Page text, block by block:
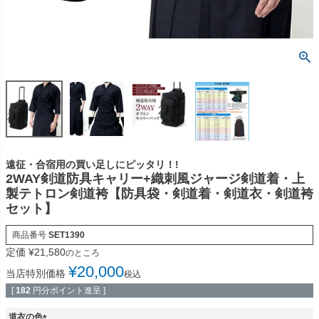
遠征・合宿用の買い足しにピッタリ！!
2WAY剣道防具キャリー+織刺風ジャージ剣道着・上
製テトロン剣道袴【防具袋・剣道着・剣道衣・剣道袴
セット】
商品番号 SET1390
定価 ¥21,580のところ
当店特別価格 ¥20,000税込
[ 182 円分ポイント進呈 ]
道衣の色